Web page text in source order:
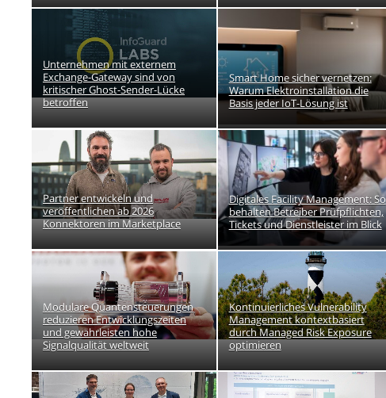
Unternehmen mit externem
Exchange-Gateway sind von
kritischer Ghost-Sender-Lücke
betroffen
Smart Home sicher vernetzen:
Warum Elektroinstallation die
Basis jeder IoT-Lösung ist
Partner entwickeln und
veröffentlichen ab 2026
Konnektoren im Marketplace
Digitales Facility Management: So
behalten Betreiber Prüfpflichten,
Tickets und Dienstleister im Blick
Modulare Quantensteuerungen
reduzieren Entwicklungszeiten
und gewährleisten hohe
Signalqualität weltweit
Kontinuierliches Vulnerability
Management kontextbasiert
durch Managed Risk Exposure
optimieren